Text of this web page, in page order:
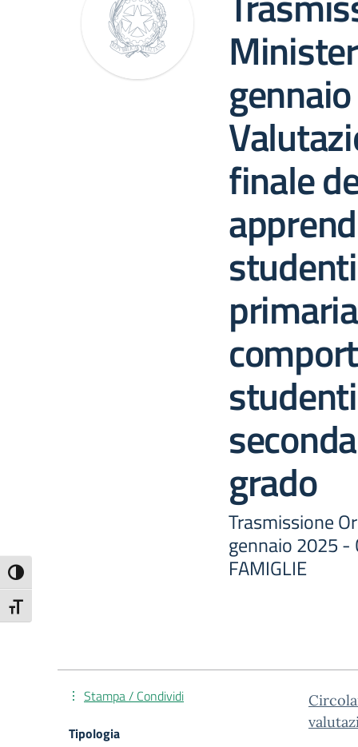
Attiva/disattiva alto contrasto
Attiva/disattiva dimensione testo
finale
grado
Trasmissione
gennaio 2025 -
FAMIGLIE
Stampa / Condividi
Tipologia